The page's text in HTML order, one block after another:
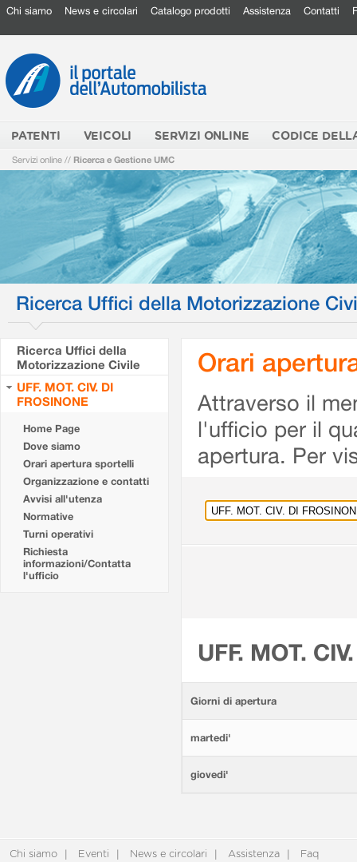
Chi siamo News e circolari Catalogo prodotti Assistenza Contatti
PATENTI VEICOLI SERVIZI ONLINE CODICE
Servizi online // Ricerca e Gestione UMC
Ricerca Uffici della Motorizzazione
Ricerca Uffici della
Motorizzazione Civile
UFF. MOT. CIV. DI
FROSINONE
Home Page
Dove siamo
Orari apertura sportelli
Organizzazione e contatti
Avvisi all'utenza
Normative
Turni operativi
Richiesta
informazioni/Contatta
l'ufficio
Orari
Attraverso il
l'ufficio per il
apertura. Per
UFF. MOT.
Giorni di apertura
martedi'
giovedi'
Chi siamo Eventi News e circolari Assistenza Faq